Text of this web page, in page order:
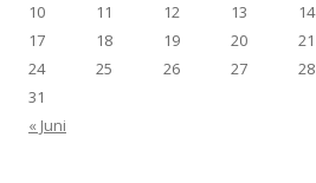
10
11 12 13 14
17
18 19 20 21
24
25 26 27 28
31
« Juni